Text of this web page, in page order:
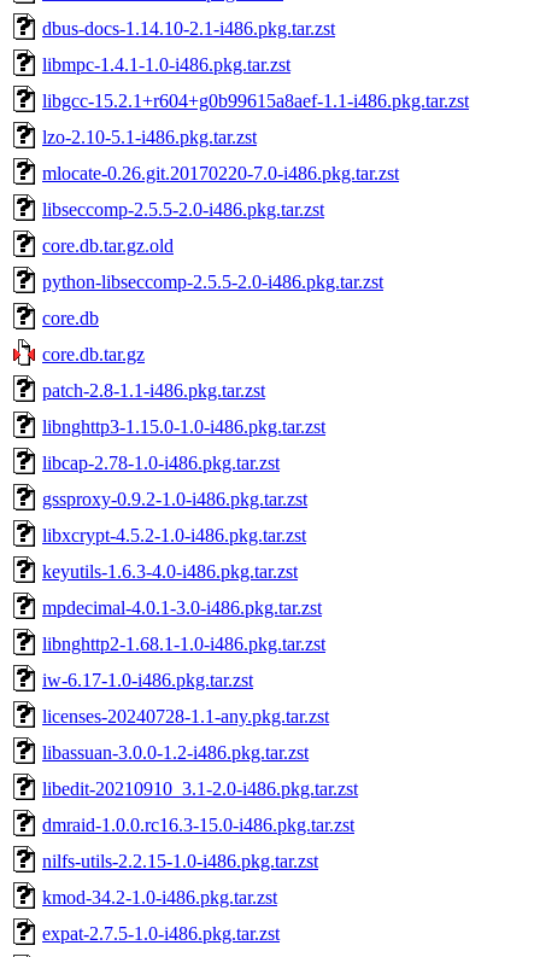
dbus-docs-1.14.10-2.1-i486.pkg.tar.zst
libmpc-1.4.1-1.0-i486.pkg.tar.zst
libgcc-15.2.1+r604+g0b99615a8aef-1.1-i486.pkg.tar.zst
lzo-2.10-5.1-i486.pkg.tar.zst
mlocate-0.26.git.20170220-7.0-i486.pkg.tar.zst
libseccomp-2.5.5-2.0-i486.pkg.tar.zst
core.db.tar.gz.old
python-libseccomp-2.5.5-2.0-i486.pkg.tar.zst
core.db
core.db.tar.gz
patch-2.8-1.1-i486.pkg.tar.zst
libnghttp3-1.15.0-1.0-i486.pkg.tar.zst
libcap-2.78-1.0-i486.pkg.tar.zst
gssproxy-0.9.2-1.0-i486.pkg.tar.zst
libxcrypt-4.5.2-1.0-i486.pkg.tar.zst
keyutils-1.6.3-4.0-i486.pkg.tar.zst
mpdecimal-4.0.1-3.0-i486.pkg.tar.zst
libnghttp2-1.68.1-1.0-i486.pkg.tar.zst
iw-6.17-1.0-i486.pkg.tar.zst
licenses-20240728-1.1-any.pkg.tar.zst
libassuan-3.0.0-1.2-i486.pkg.tar.zst
libedit-20210910_3.1-2.0-i486.pkg.tar.zst
dmraid-1.0.0.rc16.3-15.0-i486.pkg.tar.zst
nilfs-utils-2.2.15-1.0-i486.pkg.tar.zst
kmod-34.2-1.0-i486.pkg.tar.zst
expat-2.7.5-1.0-i486.pkg.tar.zst